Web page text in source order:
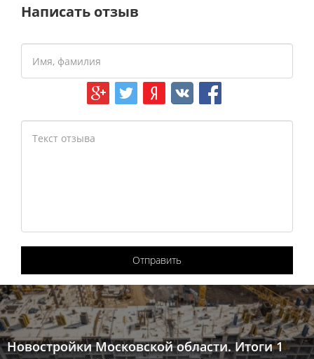
Написать отзыв
Отправить
Новостройки Московской области. Итоги 1